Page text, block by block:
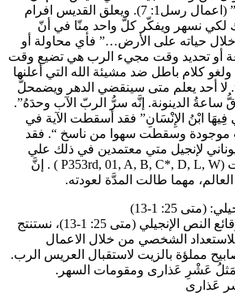
تَعرِفوا الأَزمِنَةَ والأَوقاتَ” (اعمال رسل1: 7). ويعلق القديس افرام
لكي نسهر ويفكّر كلّ واحد منّا في أنّ
خلال حياته على الأرض…” فأي محاولة أو
أو تحديد وقت مجيء الرب هي تضيع وقت
ولغو كلام باطل ضد مشيئة الله التي أعلنها
لا أحد يعلم متى سينقضي الدهر ويضمحلُّ
ساعةُ الدينونة. إنَّه سرُّ الربّ الآب وحدَهُ”.
فِيهَا ابْنُ الإِنْسَانِ” فقد أسقطت الآية في
موجودة وسقطت سهوا من ناسخ “. فقد
لإنجيل متي معتمدين في ذلك علي
شهادة أقدم المخطوطات (P353rd, 01, A, B, C*, D, L, W ) . إنَّ
مهما طالت المدَّة لعودته.
25: 1-13)
بعد دراسة موجزة عن وقائع النص الإنجيلي (متى 25: 1-13)، نستنتج
الشخصي من خلال الاعمال
مملؤة بالزيت لاستقبال العريس الرب.
عَشْرِ عَذارى ومقومات السهر.